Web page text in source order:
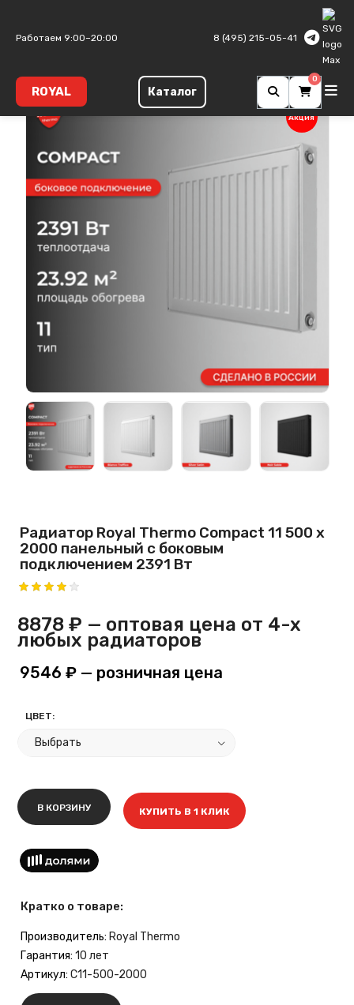
Работаем 9:00–20:00 8 (495) 215-05-41
ROYAL Каталог
0
Тип 11
Акция
Радиатор Royal Thermo Compact 11 500 х
2000 панельный с боковым
подключением 2391 Вт
8878 ₽ — оптовая цена от 4-х
любых радиаторов
9546 ₽ — розничная цена
ЦВЕТ:
В КОРЗИНУ КУПИТЬ В 1 КЛИК
Кратко о товаре:
Производитель: Royal Thermo
Гарантия: 10 лет
Артикул: C11-500-2000